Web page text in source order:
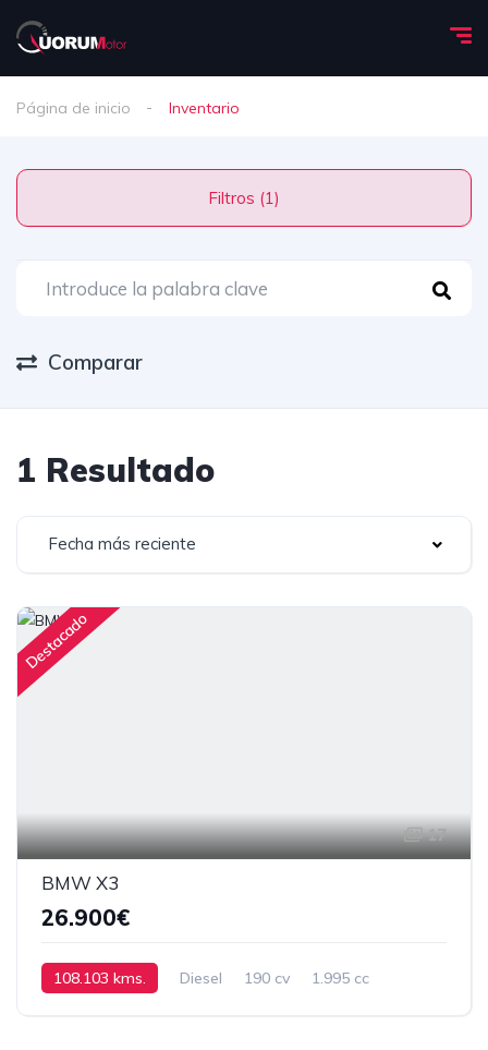
Página de inicio Inventario
Filtros (1)
Comparar
1 Resultado
Fecha más reciente
Destacado
17
BMW X3
26.900€
108.103 kms. Diesel 190 cv
1.995 cc